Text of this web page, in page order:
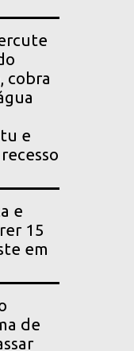
cobra
e
e
15
em
de